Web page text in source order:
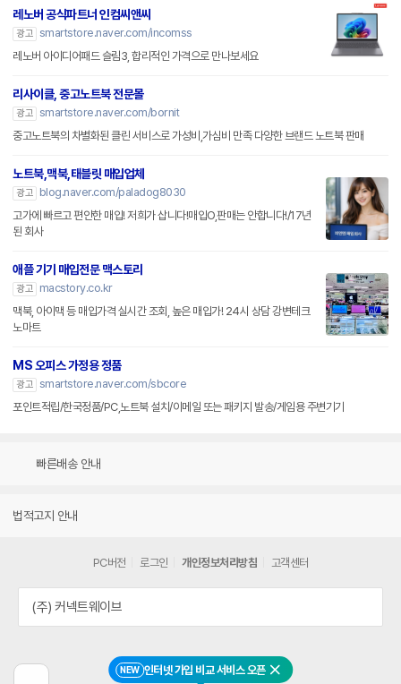
NEW 인터넷 가입 비교 서비스 오픈 닫기
레노버 공식파트너 인컴씨앤씨
광고 smartstore.naver.com/incomss
레노버 아이디어패드 슬림3, 합리적인 가격으로 만나보세요
리사이클, 중고노트북 전문몰
광고 smartstore.naver.com/bornit
중고노트북의 차별화된 클린 서비스로 가성비,가심비 만족 다양한 브랜드 노트북 판매
노트북,맥북,태블릿 매입업체
광고
blog.naver.com/paladog8030
고가에 빠르고 편안한 매입! 저희가 삽니다!매입O,판매는 안합니다!/17년
된 회사
애플 기기 매입전문 맥스토리
광고
macstory.co.kr
맥북, 아이맥 등 매입가격 실시간 조회, 높은 매입가! 24시 상담 강변테크
노마트
MS 오피스 가정용 정품
광고 smartstore.naver.com/sbcore
포인트적립/한국정품/PC,노트북 설치/이메일 또는 패키지 발송/게임용 주변기기
빠른배송 안내
법적고지 안내
PC버전 로그인 개인정보처리방침 고객센터
(주) 커넥트웨이브